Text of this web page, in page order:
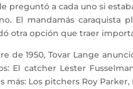
preguntó a cada uno si
El mandamás caraquista
otra opción que traer
1950, Tovar Lange
El catcher Lester
más: Los pitchers Roy Parker,